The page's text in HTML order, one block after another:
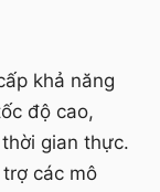
khả năng
độ cao,
gian thực.
các mô